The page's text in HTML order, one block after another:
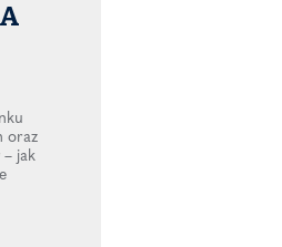
oraz
– jak